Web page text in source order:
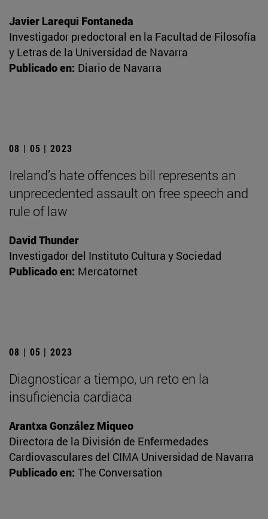
Javier Larequi Fontaneda
Investigador predoctoral en la Facultad de Filosofía
y Letras de la Universidad de Navarra
Publicado en: Diario de Navarra
08 | 05 | 2023
Ireland’s hate offences bill represents an
unprecedented assault on free speech and
rule of law
David Thunder
Investigador del Instituto Cultura y Sociedad
Publicado en: Mercatornet
08 | 05 | 2023
Diagnosticar a tiempo, un reto en la
insuficiencia cardiaca
Arantxa González Miqueo
Directora de la División de Enfermedades
Cardiovasculares del CIMA Universidad de Navarra
Publicado en: The Conversation